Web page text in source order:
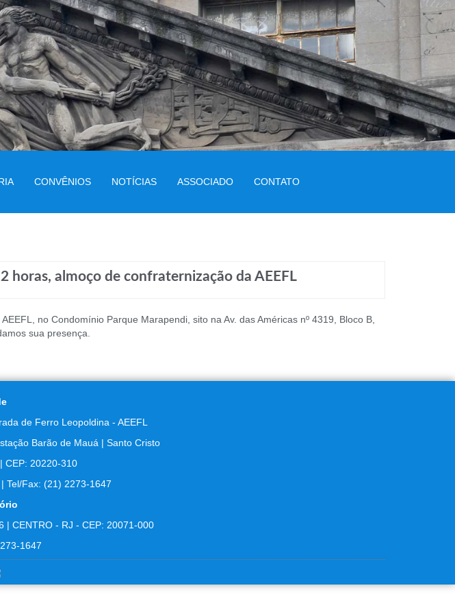
CONVÊNIOS NOTÍCIAS ASSOCIADO CONTATO
horas, almoço de confraternização da AEEFL
no Condomínio Parque Marapendi, sito na Av. das Américas nº 4319, Bloco B,
sua presença.
de Ferro Leopoldina - AEEFL
Barão de Mauá | Santo Cristo
CEP: 20220-310
Tel/Fax: (21) 2273-1647
| CENTRO - RJ - CEP: 20071-000
1647